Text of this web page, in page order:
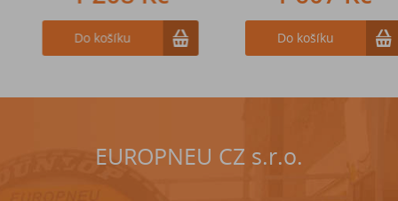
Do košíku Do košíku
Do košíku
EUROPNEU CZ s.r.o.